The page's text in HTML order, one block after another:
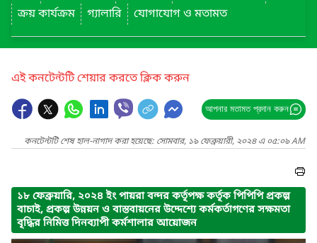
ক্রয় কার্যক্রম
গ্যালারি যোগাযোগ ও মতামত
এই কনটেন্টটি শেয়ার করতে ক্লিক করুন
আপনার মতামত প্রদান করুন
কনটেন্টটি শেষ হাল-নাগাদ করা হয়েছে: সোমবার, ১৯ ফেব্রুয়ারী, ২০২৪ এ ০৫:০৯ AM
১৮ ফেব্রুয়ারি, ২০২৪ ইং পায়রা বন্দর কর্তৃপক্ষ কর্তৃক পিপিপি প্রকল্প
বাচাই, প্রকল্প উন্নয়ন ও বাস্তবায়নের উদ্দেশ্যে কর্মকর্তাগণের সক্ষমতা
বৃদ্ধির নিমিত্ত দিনব্যাপী কর্মশালার আয়োজন